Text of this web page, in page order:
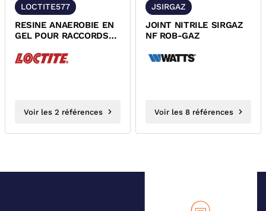
LOCTITE577
RESINE ANAEROBIE EN
GEL POUR RACCORDS
LOCTITE 577...
Voir les 2 références
JSIRGAZ
JOINT NITRILE SIRGAZ
NF ROB-GAZ
Voir les 8 références